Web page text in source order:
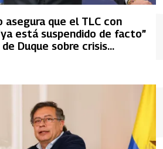
que el TLC con
está suspendido de facto”
Duque sobre crisis